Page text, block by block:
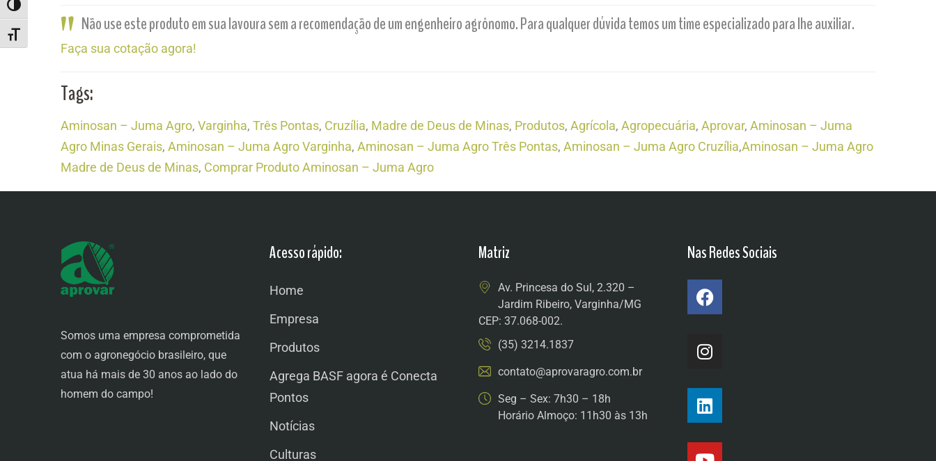
ALTERNAR ALTO CONTRASTE
ALTERNAR TAMANHO DA FONTE
Não use este produto em sua lavoura sem a recomendação de um engenheiro agrônomo. Para qualquer dúvida temos um time especializado para lhe auxiliar.
Faça sua cotação agora!
Tags:
Aminosan – Juma Agro, Varginha, Três Pontas, Cruzília, Madre de Deus de Minas, Produtos, Agrícola, Agropecuária, Aprovar, Aminosan – Juma
Agro Minas Gerais, Aminosan – Juma Agro Varginha, Aminosan – Juma Agro Três Pontas, Aminosan – Juma Agro Cruzília,Aminosan – Juma Agro
Madre de Deus de Minas, Comprar Produto Aminosan – Juma Agro
Somos uma empresa comprometida
com o agronegócio brasileiro, que
atua há mais de 30 anos ao lado do
homem do campo!
Acesso rápido:
Home
Empresa
Produtos
Agrega BASF agora é Conecta
Pontos
Notícias
Culturas
Matriz
Av. Princesa do Sul, 2.320 –
Jardim Ribeiro, Varginha/MG
CEP: 37.068-002.
(35) 3214.1837
contato@aprovaragro.com.br
Seg – Sex: 7h30 – 18h
Horário Almoço: 11h30 às 13h
Nas Redes Sociais